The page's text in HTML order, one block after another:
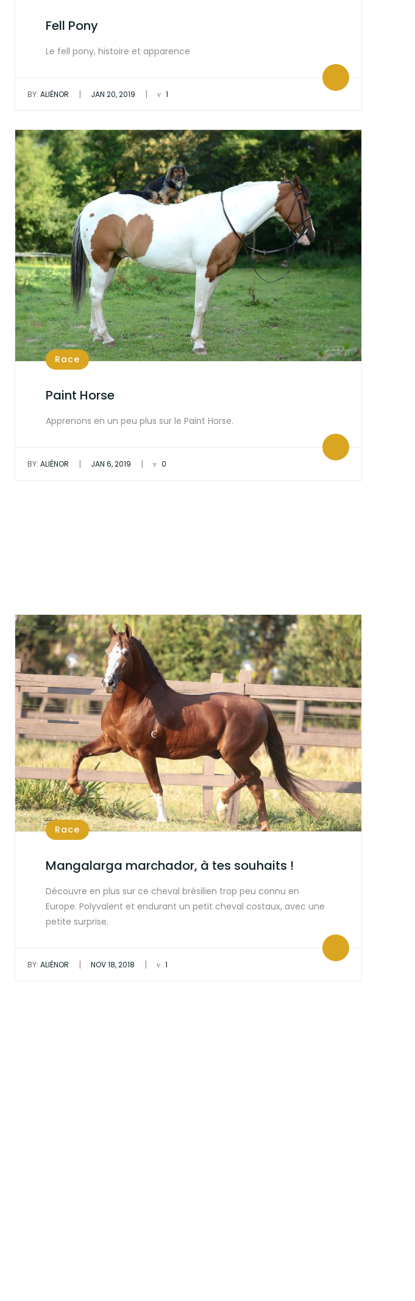
Fell Pony
Le fell pony, histoire et apparence
BY: ALIÉNOR | JAN 20, 2019 | 1
Race
Paint Horse
Apprenons en un peu plus sur le Paint Horse.
BY: ALIÉNOR | JAN 6, 2019 | 0
Race
Mangalarga marchador, à tes souhaits !
Découvre en plus sur ce cheval brésilien trop peu connu en
Europe. Polyvalent et endurant un petit cheval costaux, avec une
petite surprise.
BY: ALIÉNOR | NOV 18, 2018 | 1